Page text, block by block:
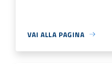
VAI ALLA PAGINA